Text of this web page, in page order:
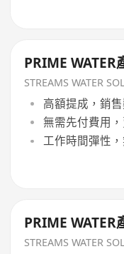
PRIME WATER
STREAMS WATER
高額提成，銷
無需先付費用
工作時間彈性
PRIME WATER
STREAMS WATER